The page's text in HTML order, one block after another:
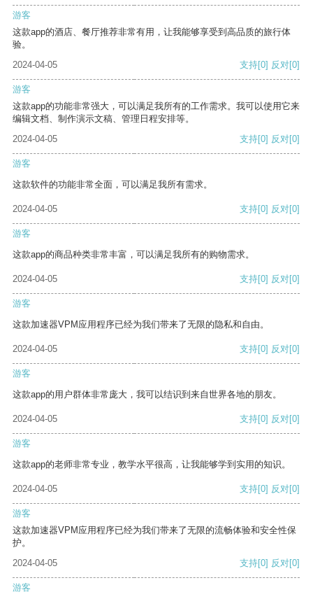
游客
这款app的酒店、餐厅推荐非常有用，让我能够享受到高品质的旅行体
验。
2024-04-05
支持[0] 反对[0]
游客
这款app的功能非常强大，可以满足我所有的工作需求。我可以使用它来
编辑文档、制作演示文稿、管理日程安排等。
2024-04-05
支持[0] 反对[0]
游客
这款软件的功能非常全面，可以满足我所有需求。
2024-04-05 支持[0] 反对[0]
游客
这款app的商品种类非常丰富，可以满足我所有的购物需求。
2024-04-05 支持[0] 反对[0]
游客
这款加速器VPM应用程序已经为我们带来了无限的隐私和自由。
2024-04-05 支持[0] 反对[0]
游客
这款app的用户群体非常庞大，我可以结识到来自世界各地的朋友。
2024-04-05 支持[0] 反对[0]
游客
这款app的老师非常专业，教学水平很高，让我能够学到实用的知识。
2024-04-05 支持[0] 反对[0]
游客
这款加速器VPM应用程序已经为我们带来了无限的流畅体验和安全性保
护。
2024-04-05
支持[0] 反对[0]
游客